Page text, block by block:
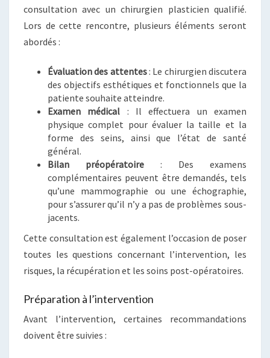
consultation avec un chirurgien plasticien qualifié.
Lors de cette rencontre, plusieurs éléments seront
abordés :
Évaluation des attentes: Le chirurgien discutera
des objectifs esthétiques et fonctionnels que la
patiente souhaite atteindre.
Examen médical : Il effectuera un examen
physique complet pour évaluer la taille et la
forme des seins, ainsi que l’état de santé
général.
Bilan préopératoire : Des examens
complémentaires peuvent être demandés, tels
qu’une mammographie ou une échographie,
pour s’assurer qu’il n’y a pas de problèmes sous-
jacents.
Cette consultation est également l’occasion de poser
toutes les questions concernant l’intervention, les
risques, la récupération et les soins post-opératoires.
Préparation à l’intervention
Avant l’intervention, certaines recommandations
doivent être suivies :